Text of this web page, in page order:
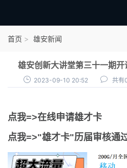
点我申领
雄才卡资讯
雄安新闻
首页 雄安新闻
雄安创新大讲堂第三十一期开
2023-09-10 20:52 共有
点我=>在线申请雄才卡
点我=>"雄才卡"历届审核通